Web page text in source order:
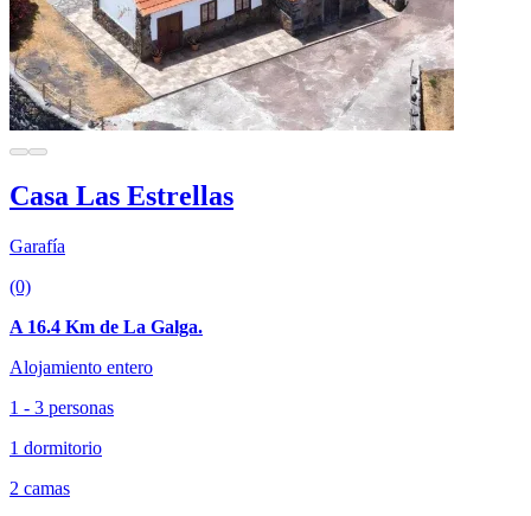
Casa Las Estrellas
Garafía
(0)
A 16.4 Km de La Galga.
Alojamiento entero
1 - 3 personas
1 dormitorio
2 camas